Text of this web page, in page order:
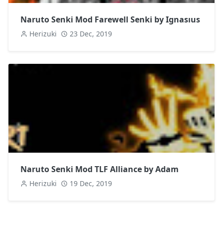
Naruto Senki Mod Farewell Senki by Ignasıus
Herizuki 23 Dec, 2019
Naruto Senki Mod TLF Alliance by Adam
Herizuki 19 Dec, 2019